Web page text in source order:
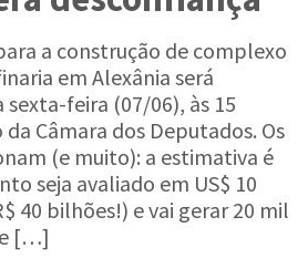
a construção de complexo
em Alexânia será
feira (07/06), às 15
Câmara dos Deputados. Os
(e muito): a estimativa é
seja avaliado em US$ 10
40 bilhões!) e vai gerar 20 mil
e […]